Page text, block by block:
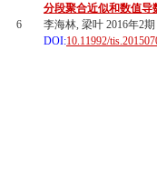
6
分段聚合近似和数值导
李海林, 梁叶 2016年2
DOI:10.11992/